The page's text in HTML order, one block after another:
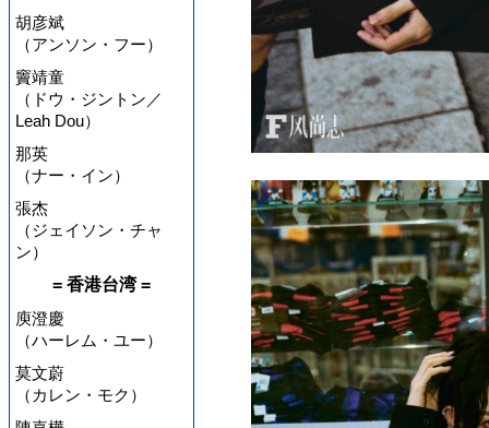
胡彦斌
（アンソン・フー）
竇靖童
（ドウ・ジントン／
Leah Dou）
那英
（ナー・イン）
張杰
（ジェイソン・チャ
ン）
= 香港台湾 =
庾澄慶
（ハーレム・ユー）
莫文蔚
（カレン・モク）